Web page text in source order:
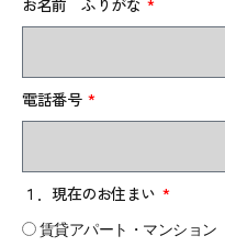
お名前 ふりがな
電話番号
１．現在のお住まい
賃貸アパート・マンション